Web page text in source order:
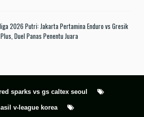
2026 Putri: Jakarta Pertamina Enduro vs Gresik
Duel Panas Penentu Juara
sparks vs gs caltex seoul
v-league korea